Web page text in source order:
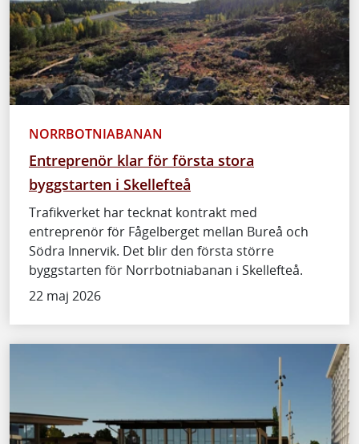
NORRBOTNIABANAN
Entreprenör klar för första stora
byggstarten i Skellefteå
Trafikverket har tecknat kontrakt med
entreprenör för Fågelberget mellan Bureå och
Södra Innervik. Det blir den första större
byggstarten för Norrbotniabanan i Skellefteå.
22 maj 2026